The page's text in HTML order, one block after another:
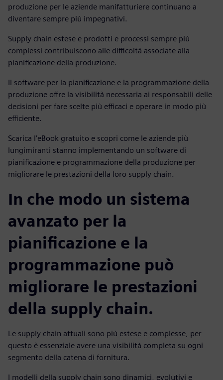
produzione per le aziende manifatturiere continuano a
diventare sempre più impegnativi.
Supply chain estese e prodotti e processi sempre più
complessi contribuiscono alle difficoltà associate alla
pianificazione della produzione.
Il software per la pianificazione e la programmazione della
produzione offre la visibilità necessaria ai responsabili delle
decisioni per fare scelte più efficaci e operare in modo più
efficiente.
Scarica l’eBook gratuito e scopri come le aziende più
lungimiranti stanno implementando un software di
pianificazione e programmazione della produzione per
migliorare le prestazioni della loro supply chain.
In che modo un sistema
avanzato per la
pianificazione e la
programmazione può
migliorare le prestazioni
della supply chain.
Le supply chain attuali sono più estese e complesse, per
questo è essenziale avere una visibilità completa su ogni
segmento della catena di fornitura.
I modelli della supply chain sono dinamici, evolutivi e